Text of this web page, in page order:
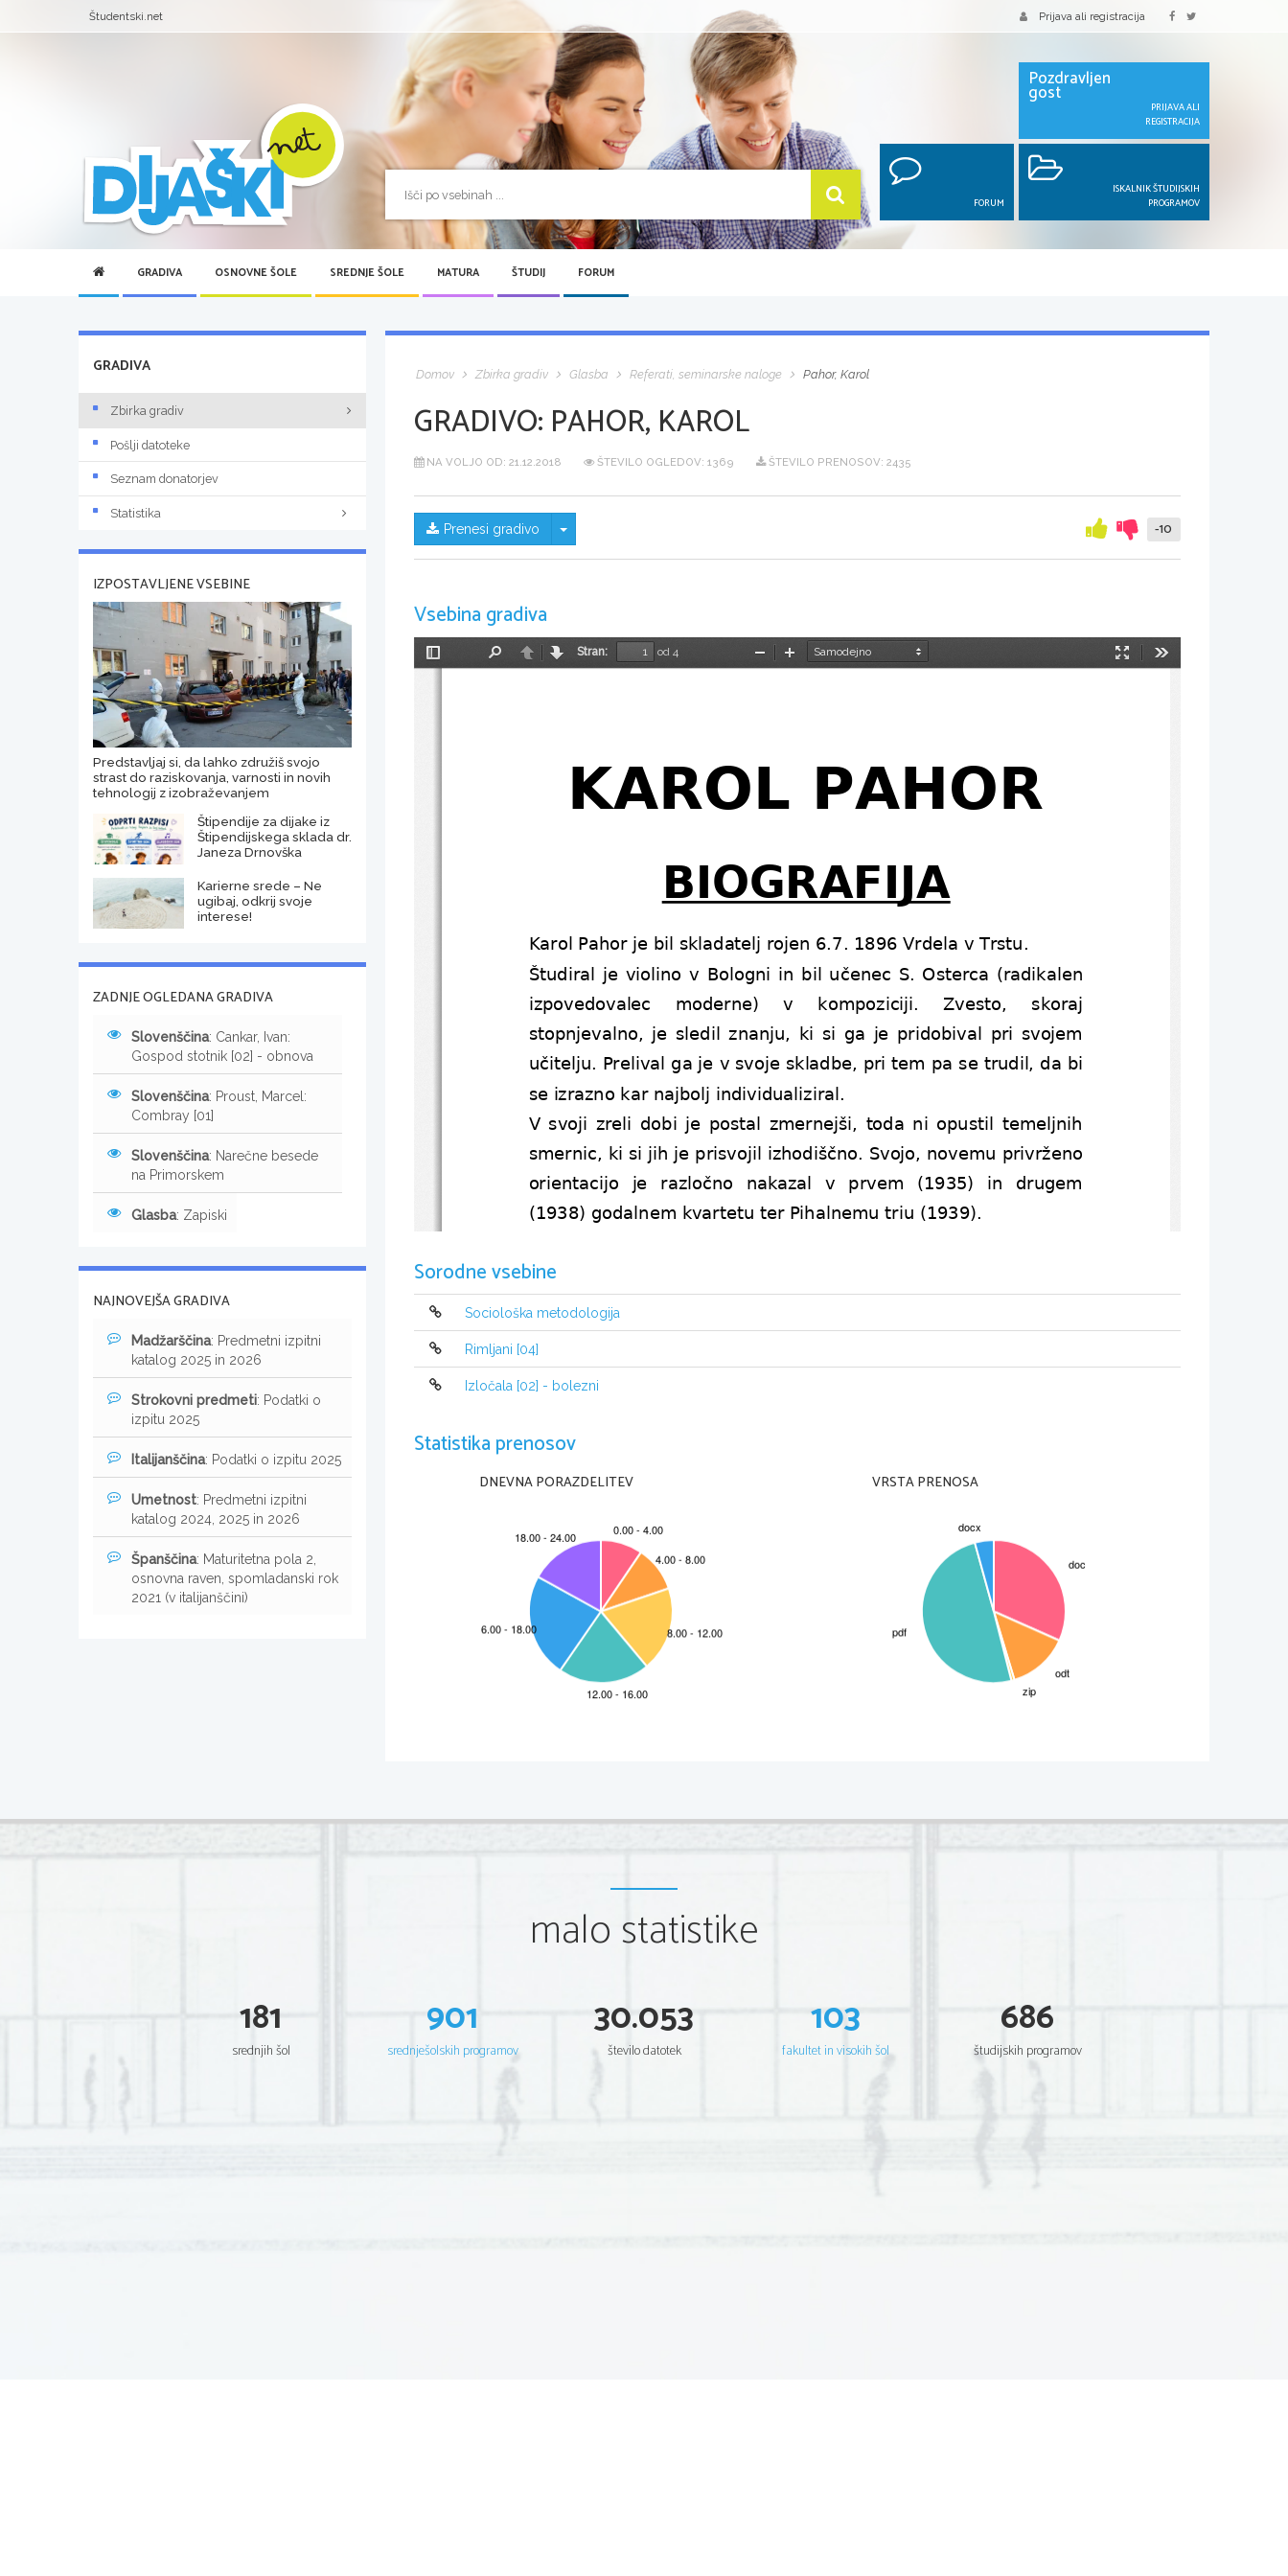
Študentski.net Prijava ali registracija
Pozdravljen
gost
PRIJAVA ALI
REGISTRACIJA
FORUM
ISKALNIK ŠTUDIJSKIH
PROGRAMOV
GRADIVA OSNOVNE ŠOLE SREDNJE ŠOLE MATURA ŠTUDIJ FORUM
Domov Zbirka gradiv Glasba Referati, seminarske naloge Pahor, Karol
GRADIVO: PAHOR, KAROL
NA VOLJO OD: 21.12.2018 ŠTEVILO OGLEDOV: 1369 ŠTEVILO PRENOSOV: 2435
Prenesi gradivo Skrij/prikaži meni -10
Vsebina gradiva
Preklopi
NazajNaprej
Stran:
od 4
Način
PomanjšajPovečaj
KAROL PAHOR
BIOGRAFIJA
Karol Pahor je bil skladatelj rojen 6.7. 1896 Vrdela v Trstu.
Študiral je violino v Bologni in bil učenec S. Osterca (radikalen
izpovedovalec   moderne)   v   kompoziciji.   Zvesto,   skoraj
stopnjevalno, je sledil znanju, ki si ga je pridobival pri svojem
učitelju. Prelival ga je v svoje skladbe, pri tem pa se trudil, da bi
se izrazno kar najbolj individualiziral.
V svoji zreli dobi je postal zmernejši, toda ni opustil temeljnih
smernic, ki si jih je prisvojil izhodiščno. Svojo, novemu privrženo
orientacijo   je   razločno   nakazal   v   prvem   (1935)   in   drugem
(1938) godalnem kvartetu ter Pihalnemu triu (1939).
Poučeval   je   glasbo   v   Mariboru   od   leta   1954   -   1966   in   bil
profesor na akademiji za glasbo v Ljubljani.
Bil je pristaš radikalnih estetskih gledališč, pozneje po vrnitvi iz
partizanov, kjer je vodil Invalidski pevski zbor (1944 - 1945), pa
je svoja dela zvečine gradil na prvinah ljudske glasbe. Poleg
istrska   melodika,   v   katero   je   segel   duhovito,   tehnično   in
oblikovno jasno, izrazno prepleteno z lastno čustvenostjo.
Posebno se je odlikoval v vokalni glasbi. Zelo priljubljene so tudi
njegove antologijske zborovske skladbe, ki jih odlikujeta iskrena
za orkester (1954) in Istrijanka (1956) obsegajoča 15 plesnih
smisel za formo.
Umrl je 25.11. 1974 v Ljubljani.
Sorodne vsebine
Sociološka metodologija
Rimljani [04]
Izločala [02] - bolezni
Statistika prenosov
DNEVNA PORAZDELITEV VRSTA PRENOSA
GRADIVA
Zbirka gradiv
Pošlji datoteke
Seznam donatorjev
Statistika
IZPOSTAVLJENE VSEBINE
Predstavljaj si, da lahko združiš svojo
strast do raziskovanja, varnosti in novih
tehnologij z izobraževanjem
Štipendije za dijake iz
Štipendijskega sklada dr.
Janeza Drnovška
Karierne srede – Ne
ugibaj, odkrij svoje
interese!
ZADNJE OGLEDANA GRADIVA
Slovenščina: Cankar, Ivan:
Gospod stotnik [02] - obnova
Slovenščina: Proust, Marcel:
Combray [01]
Slovenščina: Narečne besede
na Primorskem
Glasba: Zapiski
NAJNOVEJŠA GRADIVA
Madžarščina: Predmetni izpitni
katalog 2025 in 2026
Strokovni predmeti: Podatki o
izpitu 2025
Italijanščina: Podatki o izpitu 2025
Umetnost: Predmetni izpitni
katalog 2024, 2025 in 2026
Španščina: Maturitetna pola 2,
osnovna raven, spomladanski rok
2021 (v italijanščini)
malo statistike
181
srednjih šol
901
srednješolskih programov
30.053
število datotek
103
fakultet in visokih šol
686
študijskih programov